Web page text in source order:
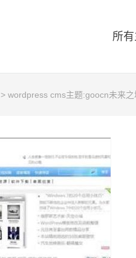
所
> wordpress cms主题:goocn未来